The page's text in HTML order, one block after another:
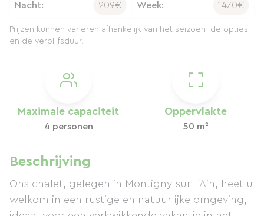
Maximale capaciteit
4 personen
Oppervlakte
50 m²
Beschrijving
Ons chalet, gelegen in Montigny-sur-l'Ain, heet u
welkom in een rustige en natuurlijke omgeving,
Nacht: 209€ Week: 1470€
Prijzen kunnen variëren afhankelijk van het seizoen, de opties
en de verblijfsduur.